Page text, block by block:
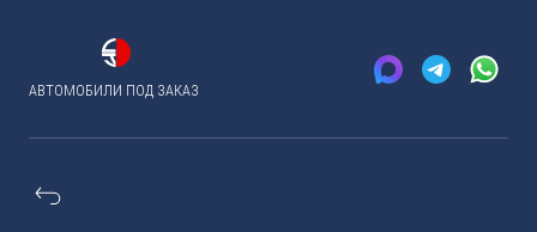
АВТОМОБИЛИ ПОД ЗАКАЗ